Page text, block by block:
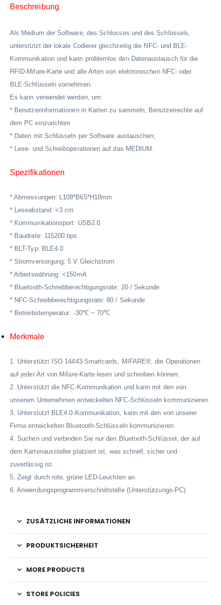
Beschreibung
Als Medium der Software, des Schlosses und des Schlüssels,
unterstützt der lokale Codierer gleichzeitig die NFC- und BLE-
Kommunikation und kann problemlos den Datenaustausch für die
RFID-Mifare-Karte und alle Arten von elektronischen NFC- oder
BLE-Schlüsseln vornehmen.
Es kann verwendet werden, um:
* Benutzerinformationen in Karten zu sammeln, Benutzerrechte auf
dem PC einzurichten
* Daten mit Schlüsseln per Software austauschen;
* Lese- und Schreiboperationen auf das MEDIUM.
Spezifikationen
* Abmessungen: L108*B65*H18mm
* Leseabstand: <3 cm
* Kommunikationsport: USB2.0
* Baudrate: 115200 bps
* BLT-Typ: BLE4.0
* Stromversorgung: 5 V Gleichstrom
* Arbeitswährung: <150mA
* Bluetooth-Schreibberechtigungsrate: 20 / Sekunde
* NFC-Schreibberechtigungsrate: 80 / Sekunde
* Betriebstemperatur: -30℃ ~ 70℃
Merkmale
1. Unterstützt ISO 14443-Smartcards, MIFARE®, die Operationen
auf jeder Art von Mifare-Karte lesen und schreiben können.
2. Unterstützt die NFC-Kommunikation und kann mit den von
unserem Unternehmen entwickelten NFC-Schlüsseln kommunizieren.
3. Unterstützt BLE4.0-Kommunikation, kann mit den von unserer
Firma entwickelten Bluetooth-Schlüsseln kommunizieren.
4. Suchen und verbinden Sie nur den Bluetooth-Schlüssel, der auf
dem Kartenaussteller platziert ist, was schnell, sicher und
zuverlässig ist.
5. Zeigt durch rote, grüne LED-Leuchten an.
6. Anwendungsprogrammierschnittstelle (Unterstützungs-PC).
ZUSÄTZLICHE INFORMATIONEN
PRODUKTSICHERHEIT
MORE PRODUCTS
STORE POLICIES